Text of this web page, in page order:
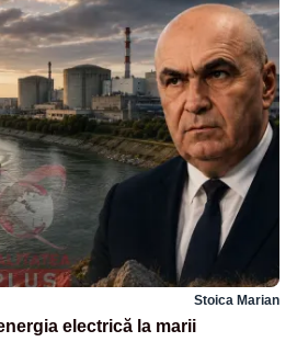
Stoica Marian
electrică la marii